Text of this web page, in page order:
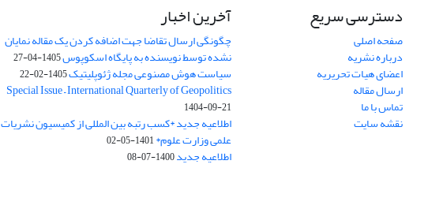
دسترسی سریع
صفحه اصلی
درباره نشریه
اعضای هیات تحریریه
ارسال مقاله
تماس با ما
نقشه سایت
آخرین اخبار
چگونگی ارسال تقاضا جهت اضافه کردن یک مقاله نمایان
نشده توسط نویسنده به پایگاه اسکوپوس1405-04-27
سیاست هوش مصنوعی مجله ژئوپلیتیک1405-02-22
Special Issue – International Quarterly of Geopolitics
1404-09-21
اطلاعیه جدید *کسب رتبه بین المللی از کمیسیون نشریات
علمی وزارت علوم*1401-05-02
اطلاعیه جدید1400-07-08